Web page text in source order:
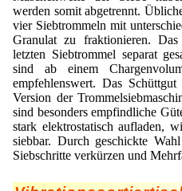
Sehr kleine Kapseln
Staubreduktion
Tabak
Tierernährung
Vitamine
werden somit abgetrennt.
vier Siebtrommeln mit
Granulat zu fraktionieren.
letzten Siebtrommel separat
sind ab einem
empfehlenswert. Das
Version der
sind besonders empfindliche
stark elektrostatisch aufladen,
siebbar. Durch geschickte
Siebschritte verkürzen und